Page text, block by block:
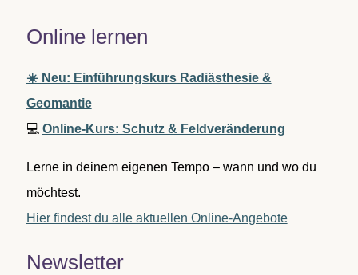
Online lernen
☀️ Neu: Einführungskurs Radiästhesie &
Geomantie
💻 Online-Kurs: Schutz & Feldveränderung
Lerne in deinem eigenen Tempo – wann und wo du
möchtest.
Hier findest du alle aktuellen Online-Angebote
Newsletter